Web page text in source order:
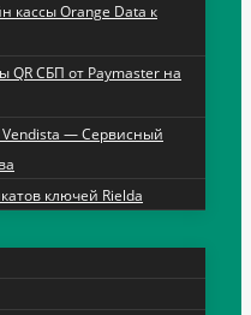
кассы Orange Data к
QR СБП от Paymaster на
— Сервисный
ключей Rielda